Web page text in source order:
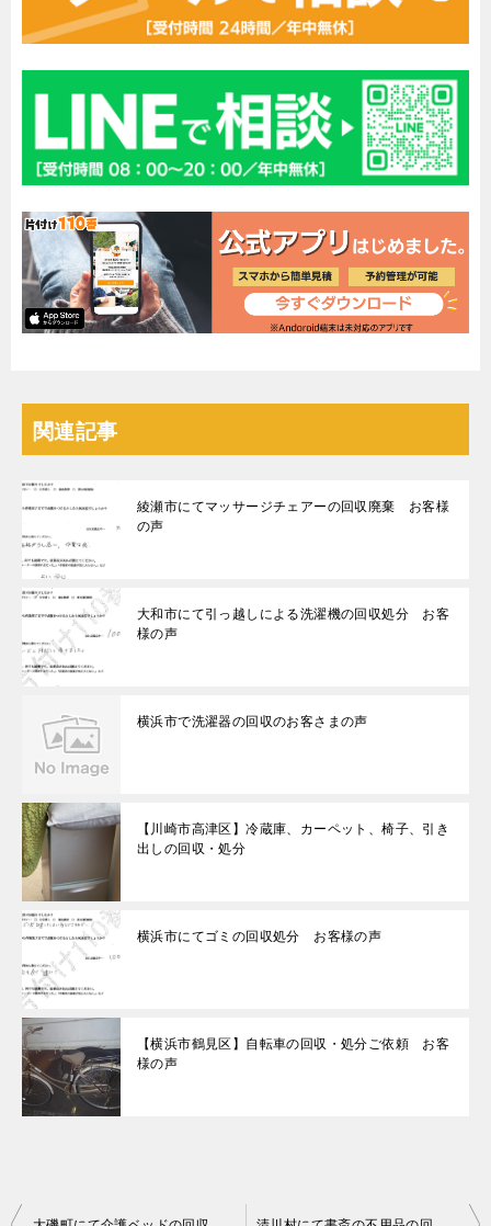
関連記事
綾瀬市にてマッサージチェアーの回収廃棄 お客様
の声
大和市にて引っ越しによる洗濯機の回収処分 お客
様の声
横浜市で洗濯器の回収のお客さまの声
【川崎市高津区】冷蔵庫、カーペット、椅子、引き
出しの回収・処分
横浜市にてゴミの回収処分 お客様の声
【横浜市鶴見区】自転車の回収・処分ご依頼 お客
様の声
投